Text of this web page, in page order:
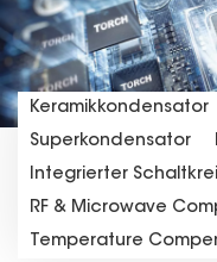
Keramikkondensator
Superkondensator
Integrierter
RF & Microwave
Temperature